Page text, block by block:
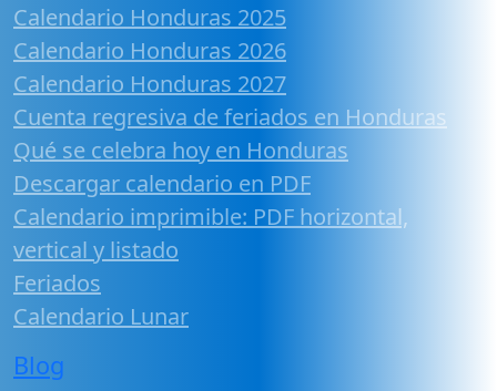
Calendario Honduras 2025
Calendario Honduras 2026
Calendario Honduras 2027
Cuenta regresiva de feriados en Honduras
Qué se celebra hoy en Honduras
Descargar calendario en PDF
Calendario imprimible: PDF horizontal,
vertical y listado
Feriados
Calendario Lunar
Blog